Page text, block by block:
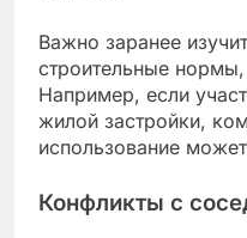
Важно заранее
строительные
Например, если
жилой застройки,
использование
Конфликты с